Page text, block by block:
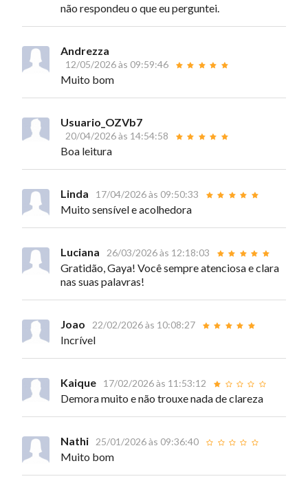
não respondeu o que eu perguntei.
Andrezza
12/05/2026 às 09:59:46
Muito bom
Usuario_OZVb7
20/04/2026 às 14:54:58
Boa leitura
Linda 17/04/2026 às 09:50:33
Muito sensível e acolhedora
Luciana 26/03/2026 às 12:18:03
Gratidão, Gaya! Você sempre atenciosa e clara
nas suas palavras!
Joao 22/02/2026 às 10:08:27
Incrível
Kaique 17/02/2026 às 11:53:12
Demora muito e não trouxe nada de clareza
Nathi 25/01/2026 às 09:36:40
Muito bom